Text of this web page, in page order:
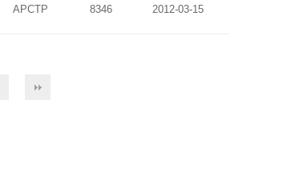
APCTP 8346 2012-03-15